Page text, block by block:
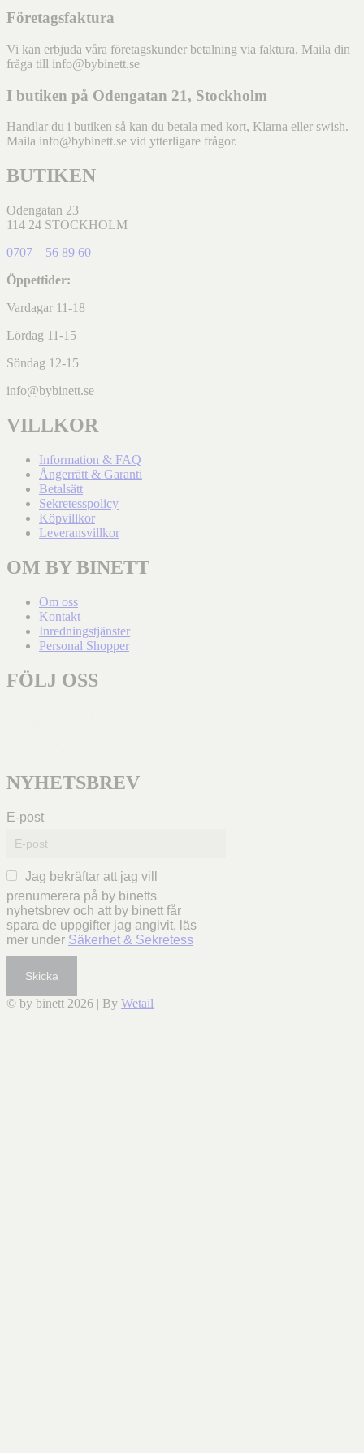
Företagsfaktura
Vi kan erbjuda våra företagskunder betalning via faktura. Maila din
fråga till info@bybinett.se
I butiken på Odengatan 21, Stockholm
Handlar du i butiken så kan du betala med kort, Klarna eller swish.
Maila info@bybinett.se vid ytterligare frågor.
BUTIKEN
Odengatan 23
114 24 STOCKHOLM
0707 – 56 89 60
Öppettider:
Vardagar 11-18
Lördag 11-15
Söndag 12-15
info@bybinett.se
VILLKOR
Information & FAQ
Ångerrätt & Garanti
Betalsätt
Sekretesspolicy
Köpvillkor
Leveransvillkor
OM BY BINETT
Om oss
Kontakt
Inredningstjänster
Personal Shopper
FÖLJ OSS
NYHETSBREV
E-post
Jag bekräftar att jag vill
prenumerera på by binetts
nyhetsbrev och att by binett får
spara de uppgifter jag angivit, läs
mer under Säkerhet & Sekretess
Skicka
© by binett 2026 | By Wetail